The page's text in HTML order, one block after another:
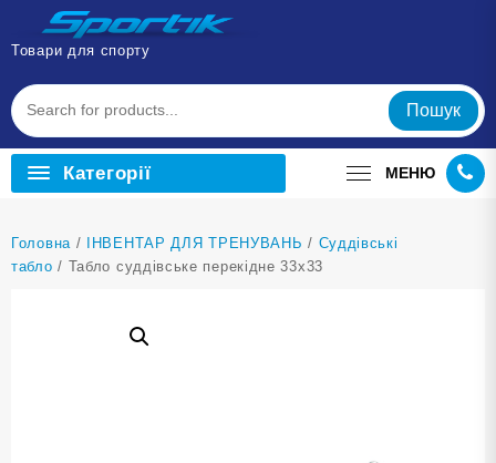
Перейти
вмісту
Товари для спорту
Пошук
Категорії МЕНЮ
Головна / ІНВЕНТАР ДЛЯ ТРЕНУВАНЬ / Суддівські
табло / Табло суддівське перекідне 33х33